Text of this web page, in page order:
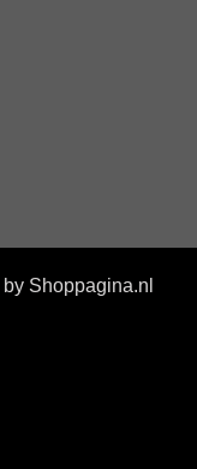
Shoppagina.nl